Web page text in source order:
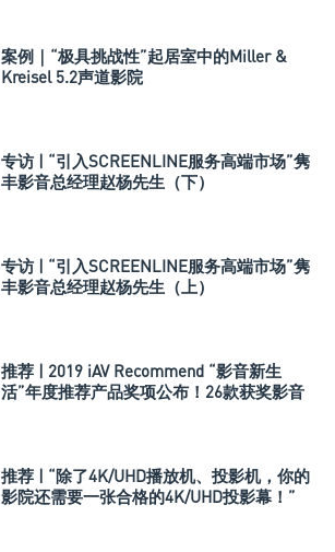
案例｜“极具挑战性”起居室中的Miller &
Kreisel 5.2声道影院
专访 | “引入SCREENLINE服务高端市场”隽
丰影音总经理赵杨先生（下）
专访 | “引入SCREENLINE服务高端市场”隽
丰影音总经理赵杨先生（上）
推荐 | 2019 iAV Recommend “影音新生
活”年度推荐产品奖项公布！26款获奖影音
推荐 | “除了4K/UHD播放机、投影机，你的
影院还需要一张合格的4K/UHD投影幕！”